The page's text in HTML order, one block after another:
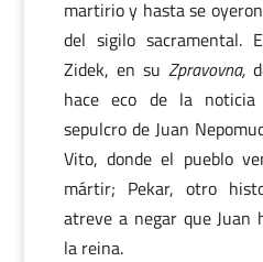
martirio y hasta se
del sigilo sacramental.
Zidek, en su Zpravovna,
hace eco de la
sepulcro de Juan
Vito, donde el pueblo
mártir; Pekar, otro
atreve a negar que Juan
la reina.